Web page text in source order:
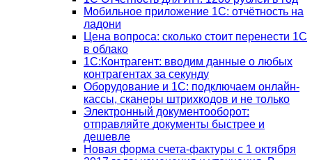
Мобильное приложение 1С: отчётность на
ладони
Цена вопроса: сколько стоит перенести 1С
в облако
1С:Контрагент: вводим данные о любых
контрагентах за секунду
Оборудование и 1С: подключаем онлайн-
кассы, сканеры штрихкодов и не только
Электронный документооборот:
отправляйте документы быстрее и
дешевле
Новая форма счета-фактуры с 1 октября